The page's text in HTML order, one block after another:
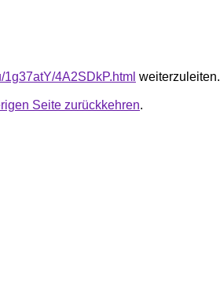
4A2SDkP.html weiterzuleiten.
Seite zurückkehren.